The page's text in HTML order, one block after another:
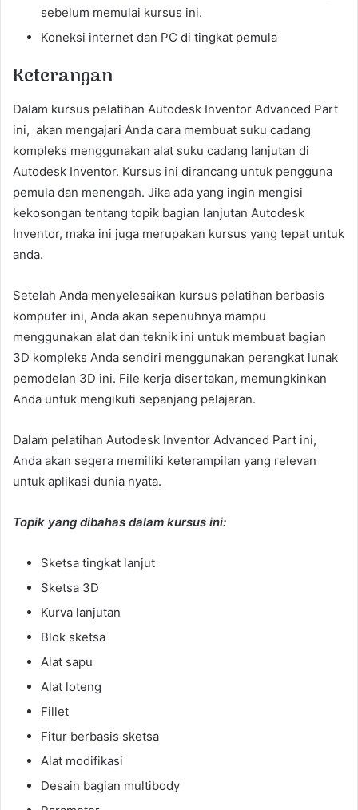
sebelum memulai kursus ini.
Koneksi internet dan PC di tingkat pemula
Keterangan
Dalam kursus pelatihan Autodesk Inventor Advanced Part
ini, akan mengajari Anda cara membuat suku cadang
kompleks menggunakan alat suku cadang lanjutan di
Autodesk Inventor. Kursus ini dirancang untuk pengguna
pemula dan menengah. Jika ada yang ingin mengisi
kekosongan tentang topik bagian lanjutan Autodesk
Inventor, maka ini juga merupakan kursus yang tepat untuk
anda.
Setelah Anda menyelesaikan kursus pelatihan berbasis
komputer ini, Anda akan sepenuhnya mampu
menggunakan alat dan teknik ini untuk membuat bagian
3D kompleks Anda sendiri menggunakan perangkat lunak
pemodelan 3D ini. File kerja disertakan, memungkinkan
Anda untuk mengikuti sepanjang pelajaran.
Dalam pelatihan Autodesk Inventor Advanced Part ini,
Anda akan segera memiliki keterampilan yang relevan
untuk aplikasi dunia nyata.
Topik yang dibahas dalam kursus ini:
Sketsa tingkat lanjut
Sketsa 3D
Kurva lanjutan
Blok sketsa
Alat sapu
Alat loteng
Fillet
Fitur berbasis sketsa
Alat modifikasi
Desain bagian multibody